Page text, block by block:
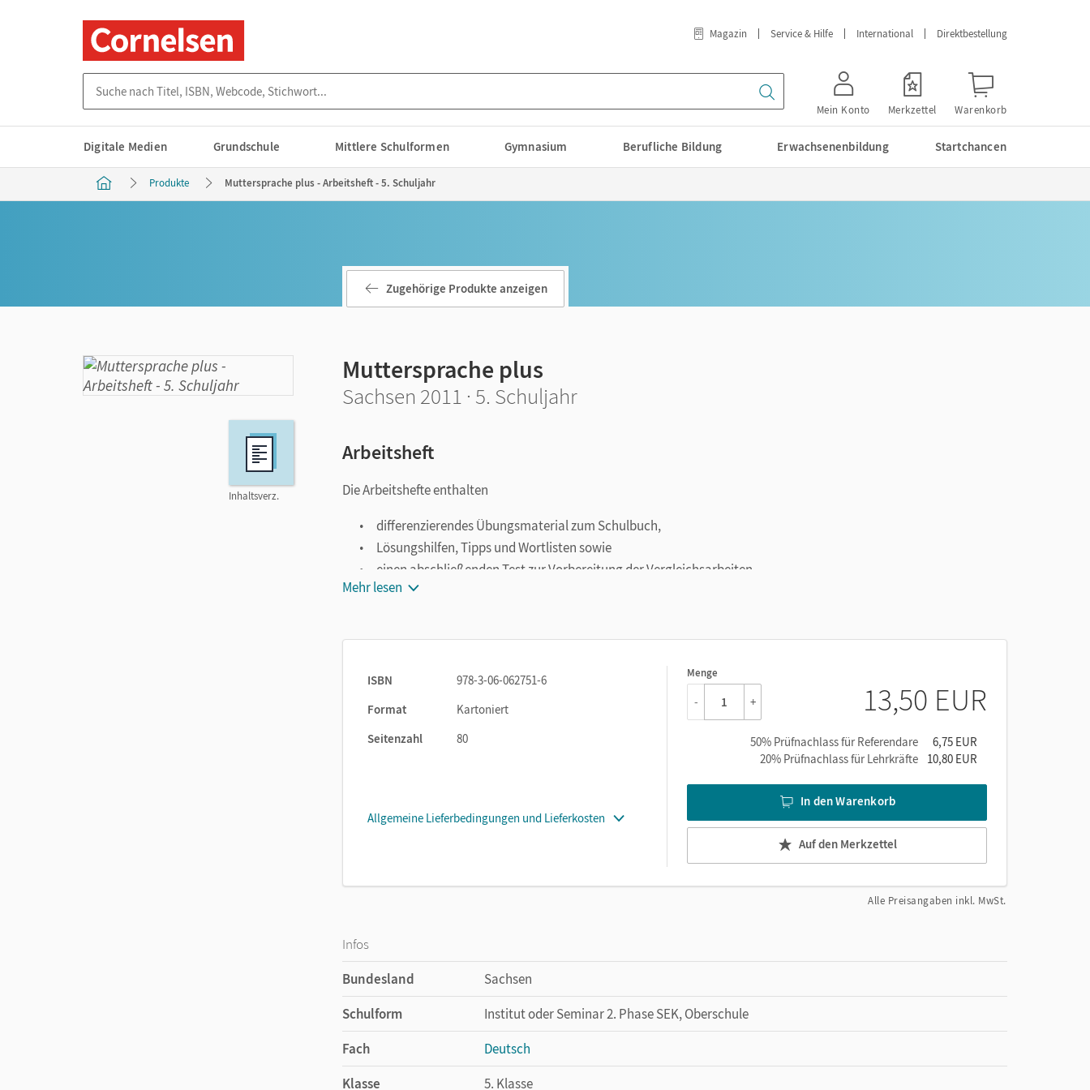
Magazin Service & Hilfe International Direktbestellung
Mein Konto Merkzettel Warenkorb
Digitale Medien Grundschule Mittlere Schulformen Gymnasium Berufliche Bildung Erwachsenenbildung Startchancen
Produkte Muttersprache plus - Arbeitsheft - 5. Schuljahr
Inhaltsverz.
Zugehörige Produkte anzeigen
Muttersprache plus
Sachsen 2011 · 5. Schuljahr
Arbeitsheft
Die Arbeitshefte enthalten
differenzierendes Übungsmaterial zum Schulbuch,
Lösungshilfen, Tipps und Wortlisten sowie
einen abschließenden Test zur Vorbereitung der Vergleichsarbeiten.
Mehr lesen
ISBN
978-3-06-062751-6
Format
Kartoniert
Seitenzahl
80
Allgemeine Lieferbedingungen und Lieferkosten
Menge
1
- + 13,50 EUR
50% Prüfnachlass für Referendare
6,75 EUR
20% Prüfnachlass für Lehrkräfte
10,80 EUR
In den Warenkorb
Auf den Merkzettel
Alle Preisangaben inkl. MwSt.
Infos
Bundesland
Sachsen
Schulform
Institut oder Seminar 2. Phase SEK, Oberschule
Fach
Deutsch
Klasse
5. Klasse